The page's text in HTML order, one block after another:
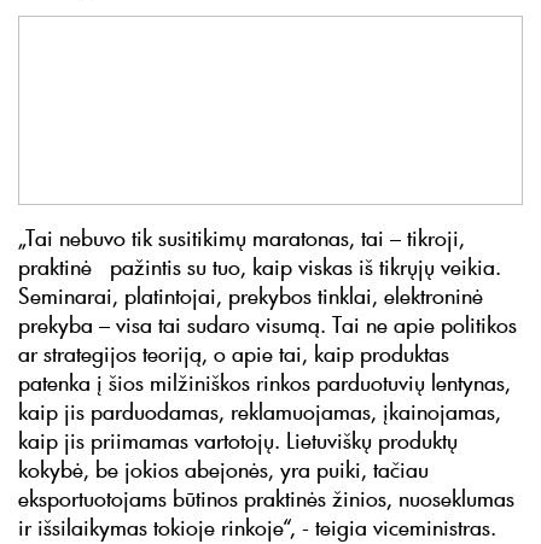
„Tai nebuvo tik susitikimų maratonas, tai – tikroji,
praktinė pažintis su tuo, kaip viskas iš tikrųjų veikia.
Seminarai, platintojai, prekybos tinklai, elektroninė
prekyba – visa tai sudaro visumą. Tai ne apie politikos
ar strategijos teoriją, o apie tai, kaip produktas
patenka į šios milžiniškos rinkos parduotuvių lentynas,
kaip jis parduodamas, reklamuojamas, įkainojamas,
kaip jis priimamas vartotojų. Lietuviškų produktų
kokybė, be jokios abejonės, yra puiki, tačiau
eksportuotojams būtinos praktinės žinios, nuoseklumas
ir išsilaikymas tokioje rinkoje“, - teigia viceministras.